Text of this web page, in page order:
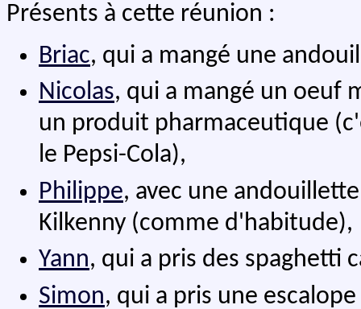
Présents à cette réunion :
Briac, qui a mangé une
Nicolas, qui a mangé un oeuf
un produit pharmaceutique
le Pepsi-Cola),
Philippe, avec une
Kilkenny (comme d'habitude),
Yann, qui a pris des spaghetti
Simon, qui a pris une